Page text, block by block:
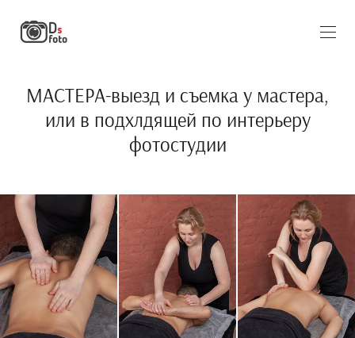
МАСТЕРА-выезд и съемка у мастера,
или в подхлдящей по интерьеру
фотостудии